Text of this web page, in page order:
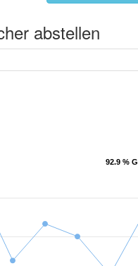
abstellen
92.9 %
92.9 %